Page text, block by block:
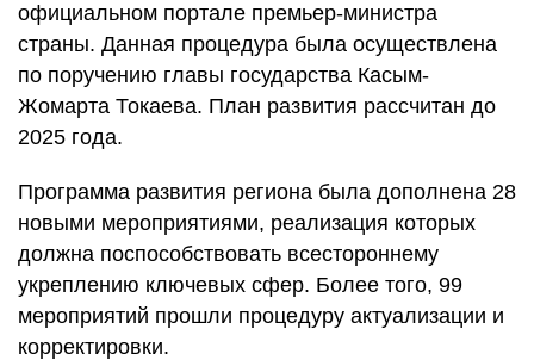
официальном портале премьер-министра
страны. Данная процедура была осуществлена
по поручению главы государства Касым-
Жомарта Токаева. План развития рассчитан до
2025 года.
Программа развития региона была дополнена 28
новыми мероприятиями, реализация которых
должна поспособствовать всестороннему
укреплению ключевых сфер. Более того, 99
мероприятий прошли процедуру актуализации и
корректировки.